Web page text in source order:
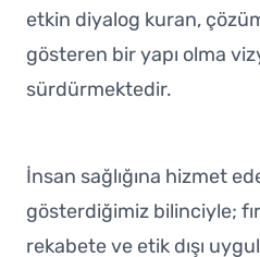
etkin diyalog kuran,
gösteren bir yapı olma
sürdürmektedir.
İnsan sağlığına hizmet
gösterdiğimiz bilinciyle;
rekabete ve etik dışı